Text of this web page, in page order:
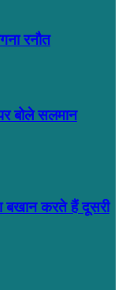
रनौत
बोले सलमान
बखान करते हैं दूसरी